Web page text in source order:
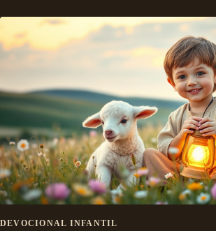
DEVOCIONAL INFANTIL